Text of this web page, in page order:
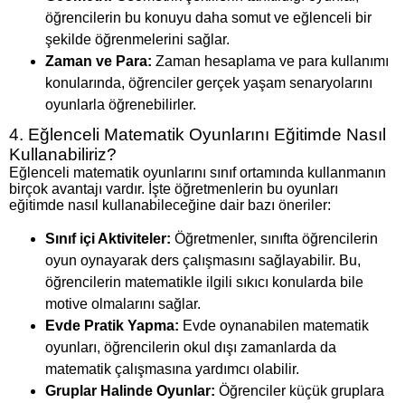
öğrencilerin bu konuyu daha somut ve eğlenceli bir
şekilde öğrenmelerini sağlar.
Zaman ve Para: Zaman hesaplama ve para kullanımı
konularında, öğrenciler gerçek yaşam senaryolarını
oyunlarla öğrenebilirler.
4. Eğlenceli Matematik Oyunlarını Eğitimde Nasıl
Kullanabiliriz?
Eğlenceli matematik oyunlarını sınıf ortamında kullanmanın
birçok avantajı vardır. İşte öğretmenlerin bu oyunları
eğitimde nasıl kullanabileceğine dair bazı öneriler:
Sınıf içi Aktiviteler: Öğretmenler, sınıfta öğrencilerin
oyun oynayarak ders çalışmasını sağlayabilir. Bu,
öğrencilerin matematikle ilgili sıkıcı konularda bile
motive olmalarını sağlar.
Evde Pratik Yapma: Evde oynanabilen matematik
oyunları, öğrencilerin okul dışı zamanlarda da
matematik çalışmasına yardımcı olabilir.
Gruplar Halinde Oyunlar: Öğrenciler küçük gruplara